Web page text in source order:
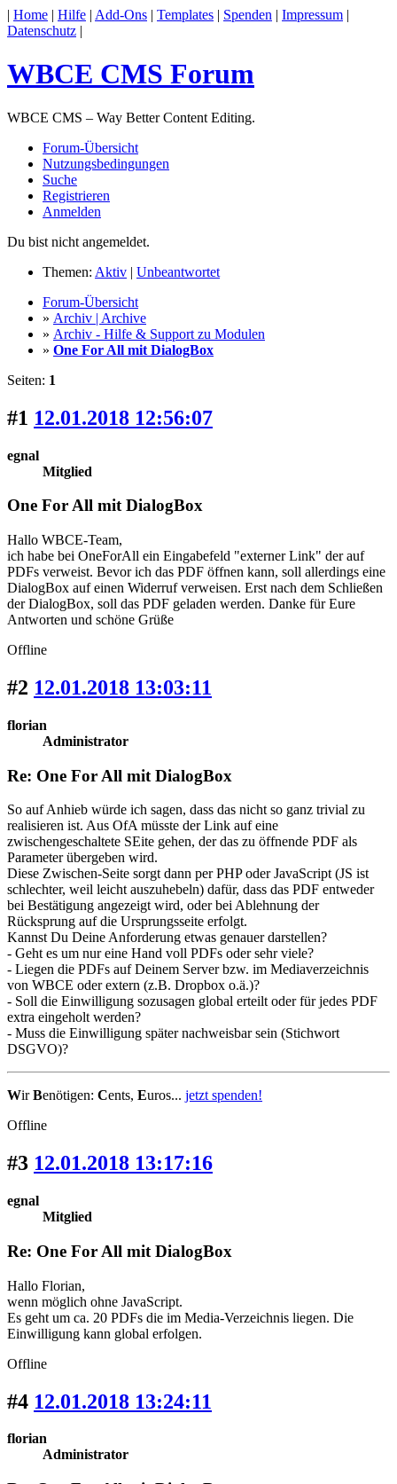
| Home | Hilfe | Add-Ons | Templates | Spenden | Impressum |
Datenschutz |
WBCE CMS Forum
WBCE CMS – Way Better Content Editing.
Forum-Übersicht
Nutzungsbedingungen
Suche
Registrieren
Anmelden
Du bist nicht angemeldet.
Themen: Aktiv | Unbeantwortet
Forum-Übersicht
» Archiv | Archive
» Archiv - Hilfe & Support zu Modulen
» One For All mit DialogBox
Seiten: 1
#1 12.01.2018 12:56:07
egnal
Mitglied
One For All mit DialogBox
Hallo WBCE-Team,
ich habe bei OneForAll ein Eingabefeld "externer Link" der auf
PDFs verweist. Bevor ich das PDF öffnen kann, soll allerdings eine
DialogBox auf einen Widerruf verweisen. Erst nach dem Schließen
der DialogBox, soll das PDF geladen werden. Danke für Eure
Antworten und schöne Grüße
Offline
#2 12.01.2018 13:03:11
florian
Administrator
Re: One For All mit DialogBox
So auf Anhieb würde ich sagen, dass das nicht so ganz trivial zu
realisieren ist. Aus OfA müsste der Link auf eine
zwischengeschaltete SEite gehen, der das zu öffnende PDF als
Parameter übergeben wird.
Diese Zwischen-Seite sorgt dann per PHP oder JavaScript (JS ist
schlechter, weil leicht auszuhebeln) dafür, dass das PDF entweder
bei Bestätigung angezeigt wird, oder bei Ablehnung der
Rücksprung auf die Ursprungsseite erfolgt.
Kannst Du Deine Anforderung etwas genauer darstellen?
- Geht es um nur eine Hand voll PDFs oder sehr viele?
- Liegen die PDFs auf Deinem Server bzw. im Mediaverzeichnis
von WBCE oder extern (z.B. Dropbox o.ä.)?
- Soll die Einwilligung sozusagen global erteilt oder für jedes PDF
extra eingeholt werden?
- Muss die Einwilligung später nachweisbar sein (Stichwort
DSGVO)?
WirBenötigen: Cents, Euros... jetzt spenden!
Offline
#3 12.01.2018 13:17:16
egnal
Mitglied
Re: One For All mit DialogBox
Hallo Florian,
wenn möglich ohne JavaScript.
Es geht um ca. 20 PDFs die im Media-Verzeichnis liegen. Die
Einwilligung kann global erfolgen.
Offline
#4 12.01.2018 13:24:11
florian
Administrator